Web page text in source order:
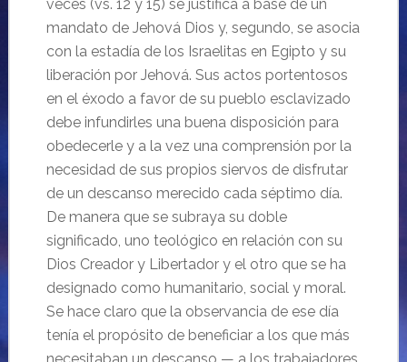
veces (vs. 12 y 15) se justifica a base de un
mandato de Jehová Dios y, segundo, se asocia
con la estadía de los Israelitas en Egipto y su
liberación por Jehová. Sus actos portentosos
en el éxodo a favor de su pueblo esclavizado
debe infundirles una buena disposición para
obedecerle y a la vez una comprensión por la
necesidad de sus propios siervos de disfrutar
de un descanso merecido cada séptimo día.
De manera que se subraya su doble
significado, uno teológico en relación con su
Dios Creador y Libertador y el otro que se ha
designado como humanitario, social y moral.
Se hace claro que la observancia de ese día
tenía el propósito de beneficiar a los que más